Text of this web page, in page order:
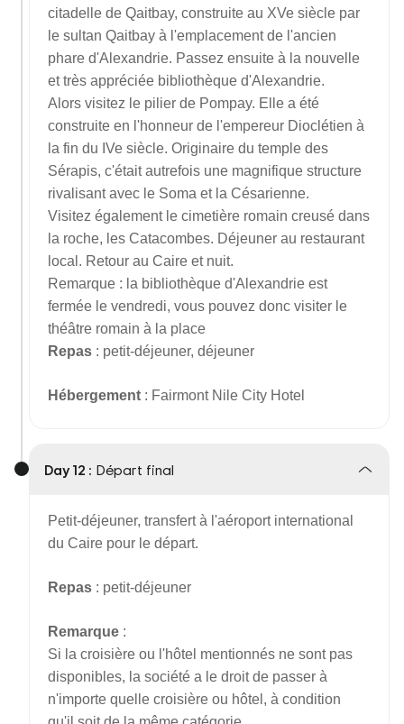
citadelle de Qaitbay, construite au XVe siècle par
le sultan Qaitbay à l'emplacement de l'ancien
phare d'Alexandrie. Passez ensuite à la nouvelle
et très appréciée bibliothèque d'Alexandrie.
Alors visitez le pilier de Pompay. Elle a été
construite en l'honneur de l'empereur Dioclétien à
la fin du IVe siècle. Originaire du temple des
Sérapis, c'était autrefois une magnifique structure
rivalisant avec le Soma et la Césarienne.
Visitez également le cimetière romain creusé dans
la roche, les Catacombes. Déjeuner au restaurant
local. Retour au Caire et nuit.
Remarque : la bibliothèque d'Alexandrie est
fermée le vendredi, vous pouvez donc visiter le
théâtre romain à la place
Repas : petit-déjeuner, déjeuner
Hébergement : Fairmont Nile City Hotel
Day 12 : Départ final
Petit-déjeuner, transfert à l'aéroport international
du Caire pour le départ.
Repas : petit-déjeuner
Remarque :
Si la croisière ou l'hôtel mentionnés ne sont pas
disponibles, la société a le droit de passer à
n'importe quelle croisière ou hôtel, à condition